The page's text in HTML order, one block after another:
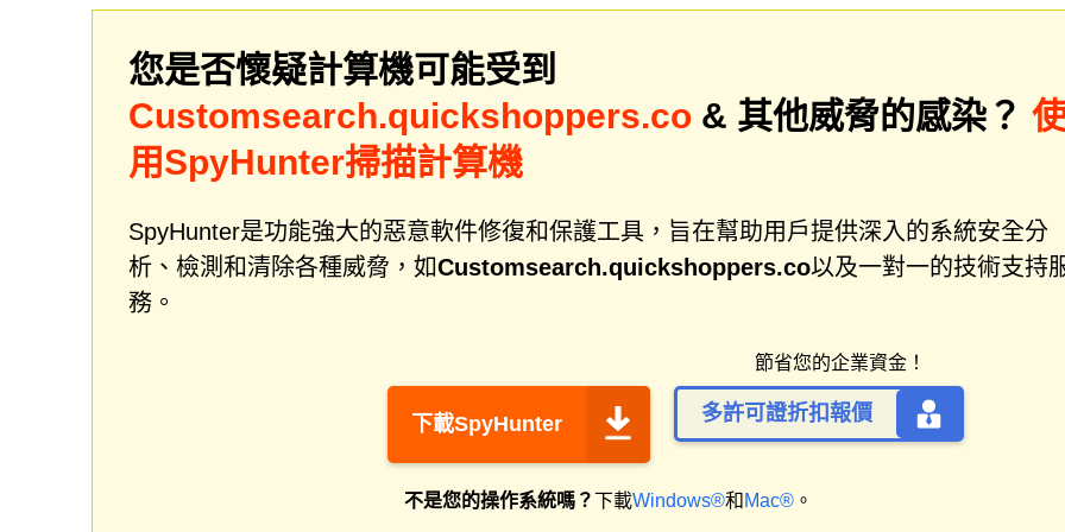
您是否懷疑計算機可能受到
Customsearch.quickshoppers.co & 其他威脅的感染？
用SpyHunter掃描計算機
SpyHunter是功能強大的惡意軟件修復和保護工具，旨在幫助用戶提供深入的系統安全分
析、檢測和清除各種威脅，如Customsearch.quickshoppers.co以及一對一的技術支持
務。
下載SpyHunter
節省您的企業資金！
多許可證折扣報價
不是您的操作系統嗎？下載Windows®和 Mac® 。